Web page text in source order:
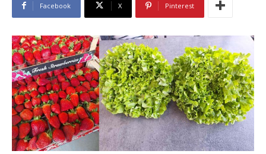
Facebook X Pinterest